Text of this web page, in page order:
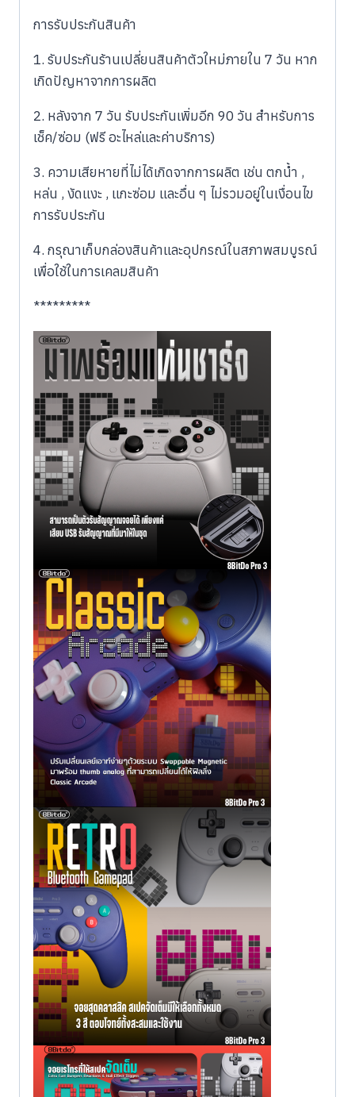
การรับประกันสินค้า
1. รับประกันร้านเปลี่ยนสินค้าตัวใหม่ภายใน 7 วัน หาก
เกิดปัญหาจากการผลิต
2. หลังจาก 7 วัน รับประกันเพิ่มอีก 90 วัน สำหรับการ
เช็ค/ซ่อม (ฟรี อะไหล่และค่าบริการ)
3. ความเสียหายที่ไม่ได้เกิดจากการผลิต เช่น ตกน้ำ ,
หล่น , งัดแงะ , แกะซ่อม และอื่น ๆ ไม่รวมอยู่ในเงื่อนไข
การรับประกัน
4. กรุณาเก็บกล่องสินค้าและอุปกรณ์ในสภาพสมบูรณ์
เพื่อใช้ในการเคลมสินค้า
*********